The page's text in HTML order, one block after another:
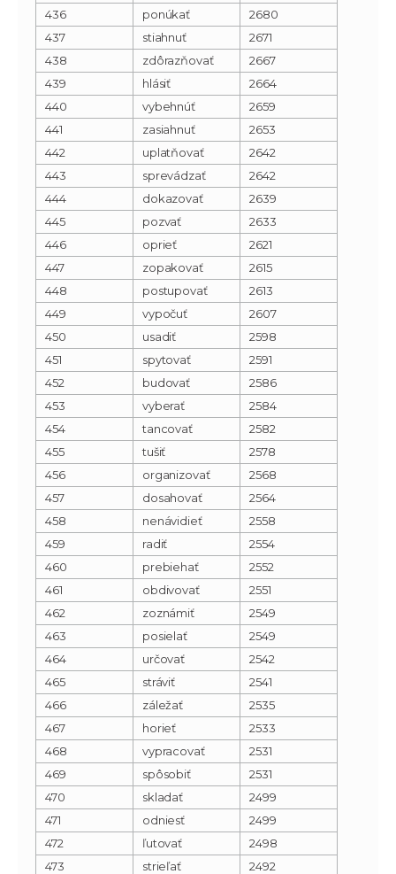
436 ponúkať
2680
437
stiahnuť
2671
438
zdôrazňovať
2667
439
hlásiť
2664
440
vybehnúť
2659
441
zasiahnuť
2653
442
uplatňovať
2642
443
sprevádzať
2642
444
dokazovať
2639
445
pozvať
2633
446
oprieť
2621
447
zopakovať
2615
448
postupovať
2613
449
vypočuť
2607
450
usadiť
2598
451
spytovať
2591
452
budovať
2586
453
vyberať
2584
454
tancovať
2582
455
tušiť
2578
456
organizovať
2568
457
dosahovať
2564
458
nenávidieť
2558
459
radiť
2554
460
prebiehať
2552
461
obdivovať
2551
462
zoznámiť
2549
463
posielať
2549
464
určovať
2542
465
stráviť
2541
466
záležať
2535
467
horieť
2533
468
vypracovať
2531
469
spôsobiť
2531
470
skladať
2499
471
odniesť
2499
472
ľutovať
2498
473
strieľať
2492